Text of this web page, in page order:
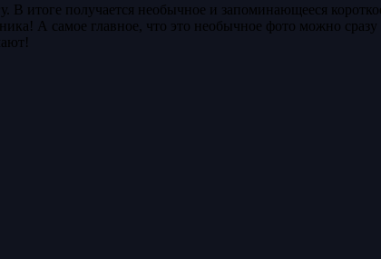
итоге получается необычное и запоминающееся
А самое главное, что это необычное фото можно